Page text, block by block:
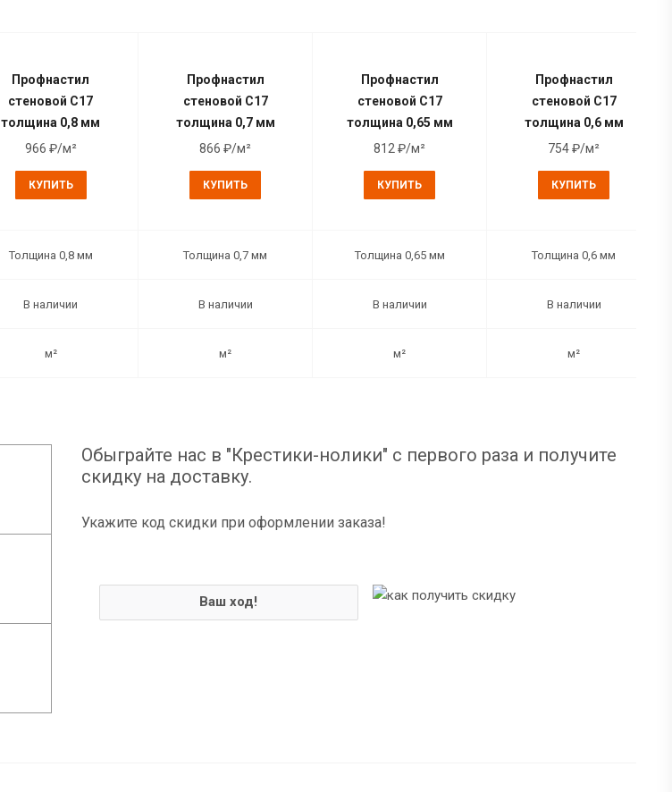
Профнастил
стеновой С17
толщина 0,8 мм
966 ₽/м²
КУПИТЬ
Профнастил
стеновой С17
толщина 0,7 мм
866 ₽/м²
КУПИТЬ
Профнастил
стеновой С17
толщина 0,65 мм
812 ₽/м²
КУПИТЬ
Профнастил
стеновой С17
толщина 0,6 мм
754 ₽/м²
КУПИТЬ
Толщина 0,8 мм Толщина 0,7 мм Толщина 0,65 мм Толщина 0,6 мм
В наличии В наличии В наличии В наличии
м² м² м² м²
Обыграйте нас в "Крестики-нолики" с первого раза и получите
скидку на доставку.
Укажите код скидки при оформлении заказа!
Ваш ход!